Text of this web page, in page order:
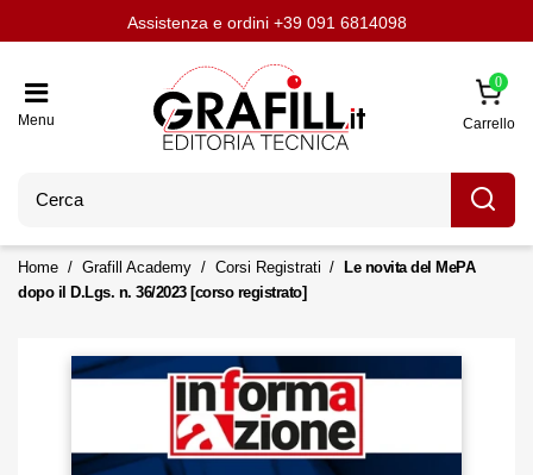
Chi siamoScrivi per noi
Assistenza e ordini +39 091 6814098
Aggiornati con LavoriPubblici.it
Menu
0
Carrello
Home Grafill Academy Corsi Registrati
Le novita del MePA
dopo il D.Lgs. n. 36/2023 [corso registrato]